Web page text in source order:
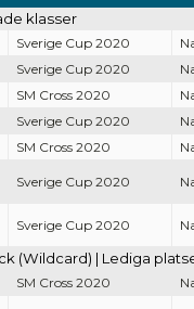
klasser
Sverige Cup 2020
Sverige Cup 2020
SM Cross 2020
Sverige Cup 2020
SM Cross 2020
Sverige Cup 2020
Sverige Cup 2020
(Wildcard) | Lediga
SM Cross 2020